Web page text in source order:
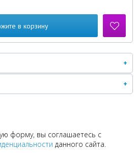
в корзину
форму, вы соглашаетесь с
данного сайта.